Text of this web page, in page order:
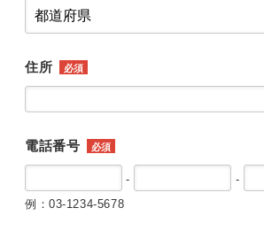
住所 必須
電話番号 必須
-
-
例：03-1234-5678